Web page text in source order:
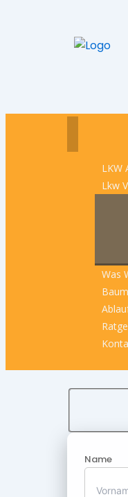
LKW
Lkw
Was
Name